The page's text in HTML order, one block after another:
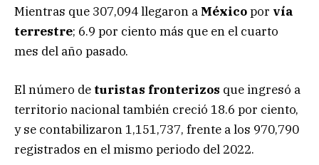
Mientras que 307,094 llegaron a Méxicopor vía
terrestre; 6.9 por ciento más que en el cuarto
mes del año pasado.
El número de turistas fronterizos que ingresó a
territorio nacional también creció 18.6 por ciento,
y se contabilizaron 1,151,737, frente a los 970,790
registrados en el mismo periodo del 2022.